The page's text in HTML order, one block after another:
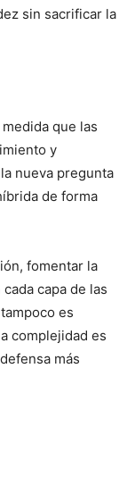
sin sacrificar la
que las
y
nueva pregunta
de forma
fomentar la
capa de las
es
complejidad es
más